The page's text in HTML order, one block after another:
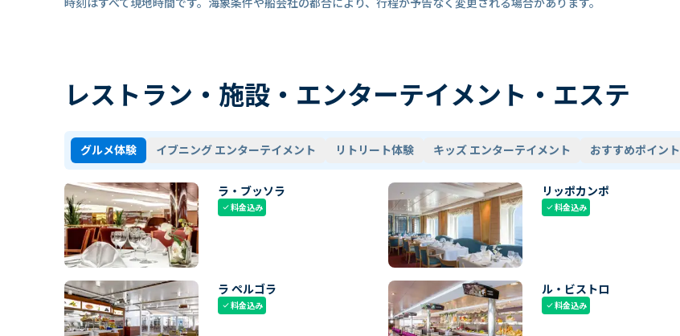
レストラン・施設・エンターテイメント・エステ
グルメ体験 イブニング エンターテイメント リトリート体験 キッズ エンターテイメント おすすめポイント
ラ・ブッソラ
check料金込み
リッポカンポ
check料金込み
ラ ペルゴラ
check料金込み
ル・ビストロ
check料金込み